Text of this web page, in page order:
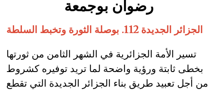
رضوان بوجمعة
الجزائر الجديدة 112. بوصلة الثورة وتخبط السلطة
تسير الأمة الجزائرية في الشهر الثامن من ثورتها
بخطى ثابتة ورؤية واضحة لما تريد توفيره كشروط
من أجل تعبيد طريق بناء الجزائر الجديدة التي تقطع